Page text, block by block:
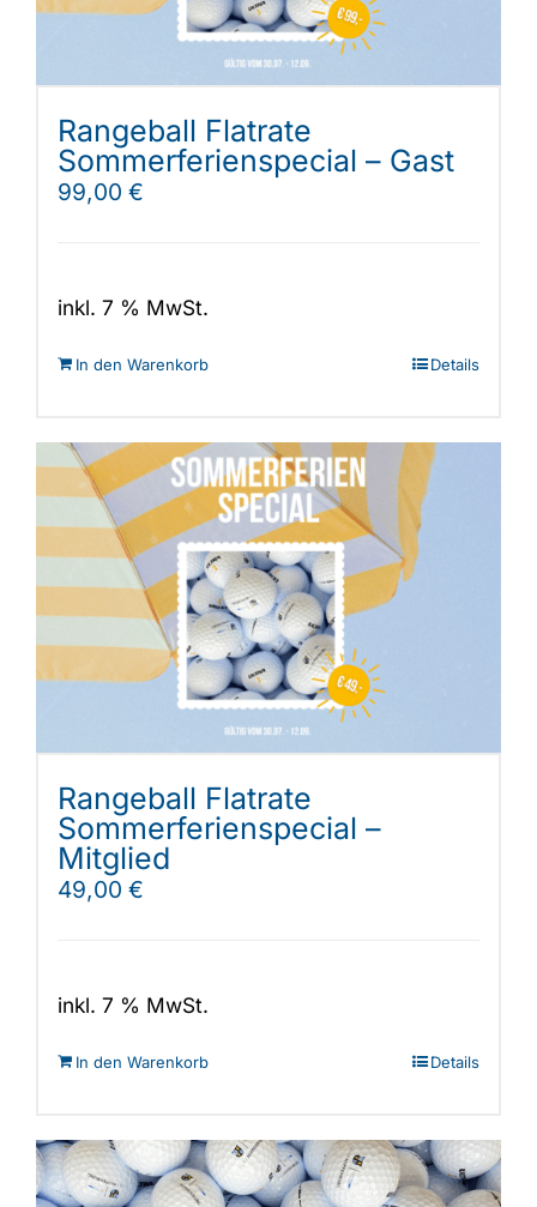
Rangeball Flatrate
Sommerferienspecial – Gast
99,00 €
inkl. 7 % MwSt.
In den Warenkorb Details
Rangeball Flatrate
Sommerferienspecial –
Mitglied
49,00 €
inkl. 7 % MwSt.
In den Warenkorb Details